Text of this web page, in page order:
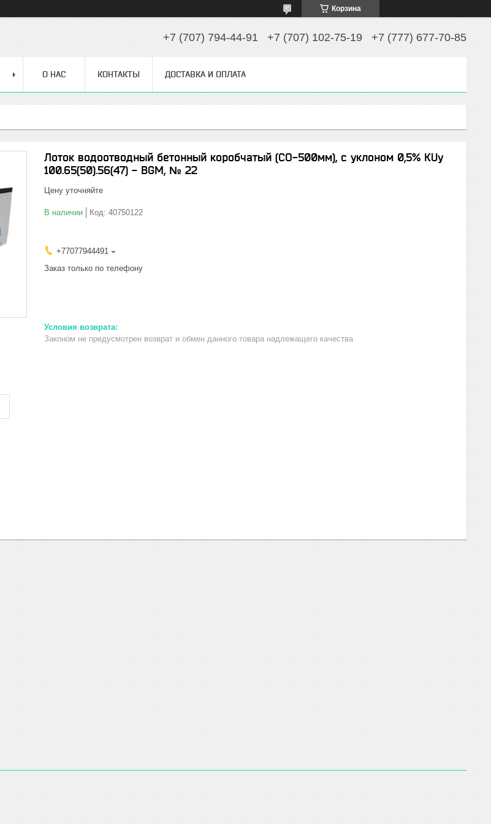
Корзина
+7 (707) 794-44-91 +7 (707) 102-75-19 +7 (777) 677-70-85
О НАС КОНТАКТЫ ДОСТАВКА И ОПЛАТА
Лоток водоотводный бетонный коробчатый (СО-500мм), с уклоном 0,5% КUу
100.65(50).56(47) - BGМ, № 22
Цену уточняйте
В наличии Код: 40750122
+77077944491
Заказ только по телефону
Законом не предусмотрен возврат и обмен данного товара надлежащего качества